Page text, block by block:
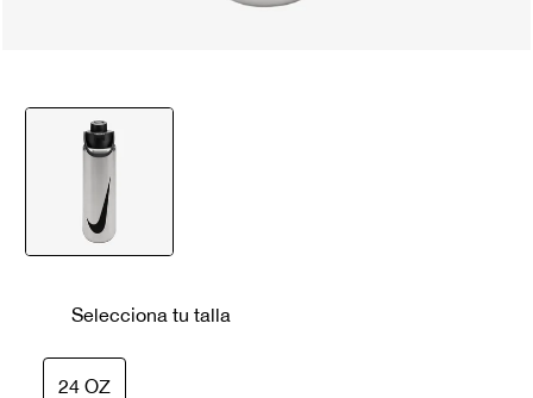
Selecciona tu talla
24 OZseleccionado